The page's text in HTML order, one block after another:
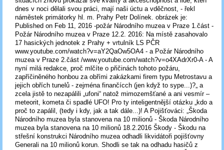
dnes v noci dělali svou práci, mají naši úctu a vděčnost, - řekl
náměstek primátorky hl. m. Prahy Petr Dolínek. obrázek je:
Published on Feb 11, 2016 -požár Národního muzea v Praze 1.část -
Požár Národního muzea v Praze 12.2. 2016: Na místě zasahovalo
17 hasických jednotek z Prahy + vrtulník LS PČR
www.youtube.com/watch?v=aY2QaOw5OA4 - a Požár Národního
muzea v Praze 2.část /www.youtube.com/watch?v=o4XAdrXr0-A - A
nyní milá redakce, proč mlčíte o přičinách tohoto požáru,
zapříčiněného honbou za obřími zakázkami firem typu Metrostavu a
jejich obřích tunelů - zejména finančícch (jen když to sype...)?„ a
zcela jistě to nezapálili „ufoni“ natož mimozemšťané a ani vesmír –
meteorit, kometa či spadlé UFO! Pro ty inteligentnější otázku „kdo a
proč to zapálil, (tedy i kdy, jak a tak dále...)! A Pojišťováci: „Škoda
Národního muzea byla stanovena na 10 milionů - Škoda Národního
muzea byla stanovena na 10 milionů 18.2.2016 Škody - Škodu na
střešní konstrukci Národního muzea odhadli likvidátoři pojišťovny
Generali na 10 milionů korun. Shodli se tak na odhadu hasičů z